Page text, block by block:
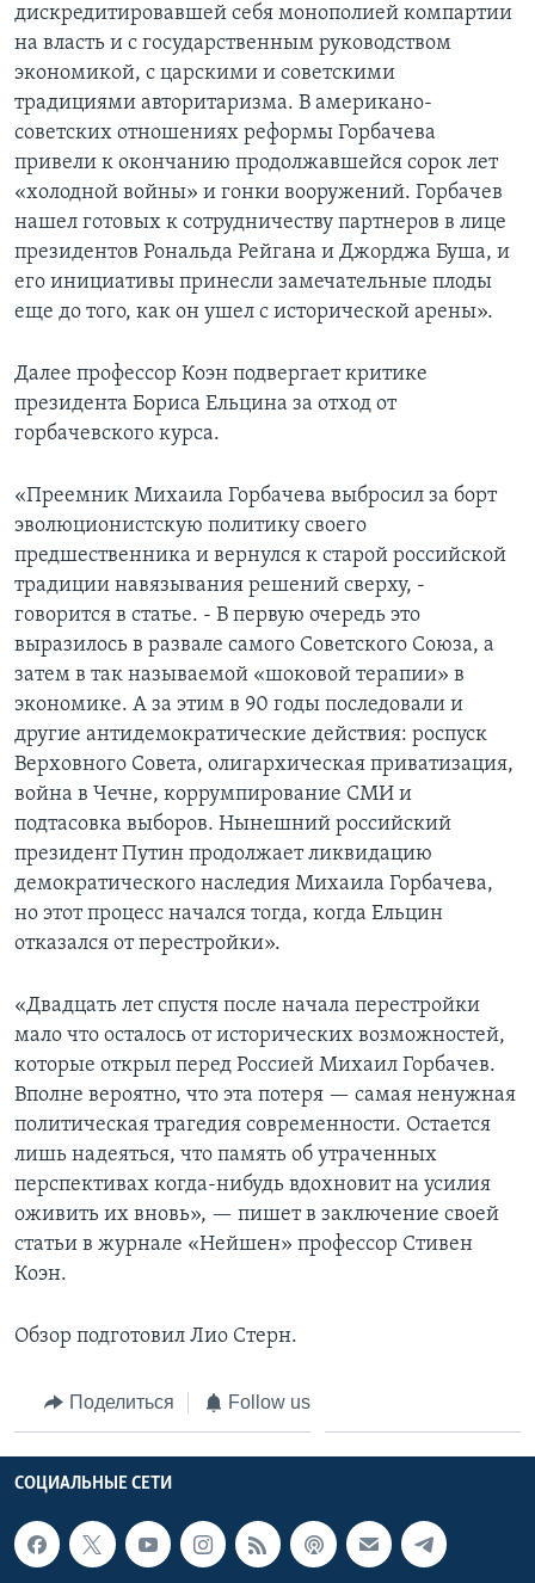
дискредитировавшей себя монополией компартии
на власть и с государственным руководством
экономикой, с царскими и советскими
традициями авторитаризма. В американо-
советских отношениях реформы Горбачева
привели к окончанию продолжавшейся сорок лет
«холодной войны» и гонки вооружений. Горбачев
нашел готовых к сотрудничеству партнеров в лице
президентов Рональда Рейгана и Джорджа Буша, и
его инициативы принесли замечательные плоды
еще до того, как он ушел с исторической арены».
Далее профессор Коэн подвергает критике
президента Бориса Ельцина за отход от
горбачевского курса.
«Преемник Михаила Горбачева выбросил за борт
эволюционистскую политику своего
предшественника и вернулся к старой российской
традиции навязывания решений сверху, -
говорится в статье. - В первую очередь это
выразилось в развале самого Советского Союза, а
затем в так называемой «шоковой терапии» в
экономике. А за этим в 90 годы последовали и
другие антидемократические действия: роспуск
Верховного Совета, олигархическая приватизация,
война в Чечне, коррумпирование СМИ и
подтасовка выборов. Нынешний российский
президент Путин продолжает ликвидацию
демократического наследия Михаила Горбачева,
но этот процесс начался тогда, когда Ельцин
отказался от перестройки».
«Двадцать лет спустя после начала перестройки
мало что осталось от исторических возможностей,
которые открыл перед Россией Михаил Горбачев.
Вполне вероятно, что эта потеря — самая ненужная
политическая трагедия современности. Остается
лишь надеяться, что память об утраченных
перспективах когда-нибудь вдохновит на усилия
оживить их вновь», — пишет в заключение своей
статьи в журнале «Нейшен» профессор Стивен
Коэн.
Обзор подготовил Лио Стерн.
Поделиться Follow us
СОЦИАЛЬНЫЕ СЕТИ